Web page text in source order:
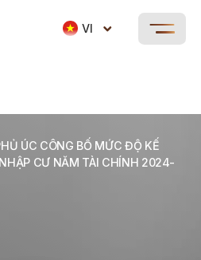
VI
ÚC CÔNG BỐ MỨC ĐỘ KẾ
CƯ NĂM TÀI CHÍNH 2024-